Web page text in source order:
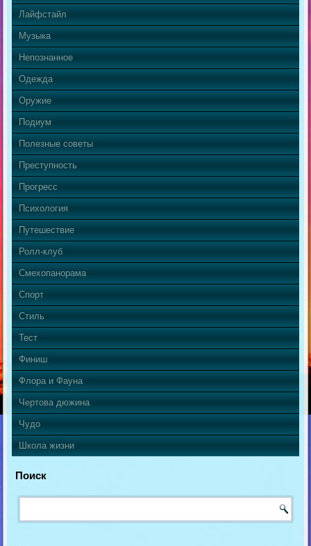
Лайфстайл
Музыка
Непознанное
Одежда
Оружие
Подиум
Полезные советы
Преступность
Прогресс
Психология
Путешествие
Ролл-клуб
Смехопанорама
Спорт
Стиль
Тест
Финиш
Флора и Фауна
Чертова дюжина
Чудо
Школа жизни
Поиск